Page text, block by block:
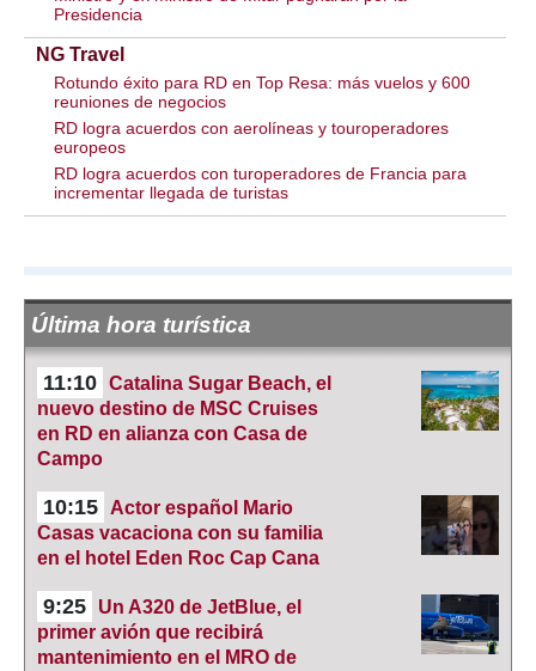
Presidencia
NG Travel
Rotundo éxito para RD en Top Resa: más vuelos y 600
reuniones de negocios
RD logra acuerdos con aerolíneas y touroperadores
europeos
RD logra acuerdos con turoperadores de Francia para
incrementar llegada de turistas
Última hora turística
11:10 Catalina Sugar Beach, el
nuevo destino de MSC Cruises
en RD en alianza con Casa de
Campo
10:15
Actor español Mario
Casas vacaciona con su familia
en el hotel Eden Roc Cap Cana
9:25
Un A320 de JetBlue, el
primer avión que recibirá
mantenimiento en el MRO de